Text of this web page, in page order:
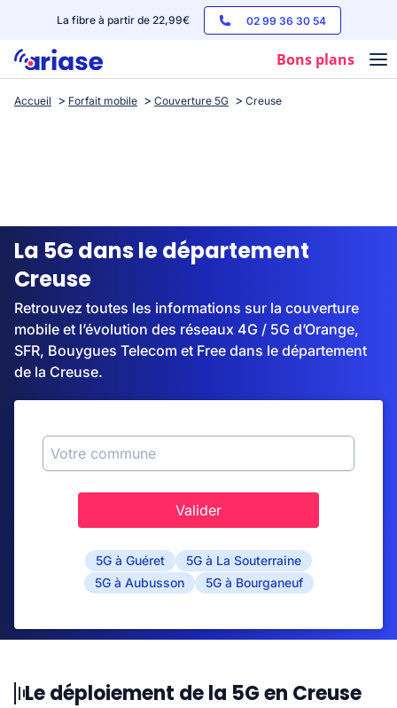
La fibre à partir de 22,99€ 02 99 36 30 54
Bons plans
Box internet
Streaming
Accueil Forfait mobile Couverture 5G Creuse
La 5G dans le département
Creuse
Retrouvez toutes les informations sur la couverture
mobile et l’évolution des réseaux 4G / 5G d’Orange,
SFR, Bouygues Telecom et Free dans le département
de la Creuse.
Valider
5G à Guéret
5G à La Souterraine
5G à Aubusson
5G à Bourganeuf
Le déploiement de la 5G en Creuse